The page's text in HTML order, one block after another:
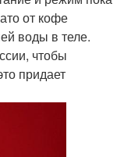
от кофе
воды в теле.
чтобы
придает